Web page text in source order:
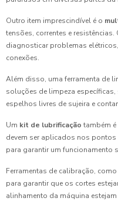
Outro item imprescindível é o
tensões, correntes e
diagnosticar problemas
conexões.
Além disso, uma ferramenta de
soluções de limpeza específicas,
espelhos livres de sujeira e
Um kit de lubrificação também
devem ser aplicados nos
para garantir um funcionamento
Ferramentas de calibração,
para garantir que os cortes
alinhamento da máquina estejam